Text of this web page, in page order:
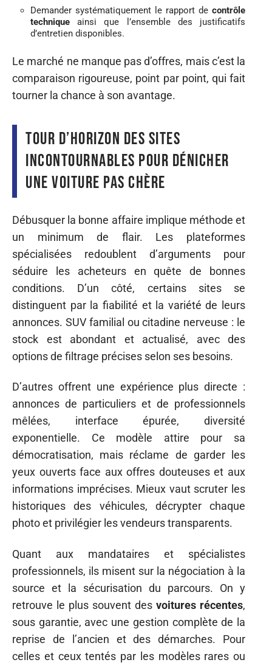
Demander systématiquement le rapport de contrôle
technique ainsi que l’ensemble des justificatifs
d’entretien disponibles.
Le marché ne manque pas d’offres, mais c’est la
comparaison rigoureuse, point par point, qui fait
tourner la chance à son avantage.
Tour d’horizon des sites
incontournables pour dénicher
une voiture pas chère
Débusquer la bonne affaire implique méthode et
un minimum de flair. Les plateformes
spécialisées redoublent d’arguments pour
séduire les acheteurs en quête de bonnes
conditions. D’un côté, certains sites se
distinguent par la fiabilité et la variété de leurs
annonces. SUV familial ou citadine nerveuse : le
stock est abondant et actualisé, avec des
options de filtrage précises selon ses besoins.
D’autres offrent une expérience plus directe :
annonces de particuliers et de professionnels
mêlées, interface épurée, diversité
exponentielle. Ce modèle attire pour sa
démocratisation, mais réclame de garder les
yeux ouverts face aux offres douteuses et aux
informations imprécises. Mieux vaut scruter les
historiques des véhicules, décrypter chaque
photo et privilégier les vendeurs transparents.
Quant aux mandataires et spécialistes
professionnels, ils misent sur la négociation à la
source et la sécurisation du parcours. On y
retrouve le plus souvent des voitures récentes,
sous garantie, avec une gestion complète de la
reprise de l’ancien et des démarches. Pour
celles et ceux tentés par les modèles rares ou